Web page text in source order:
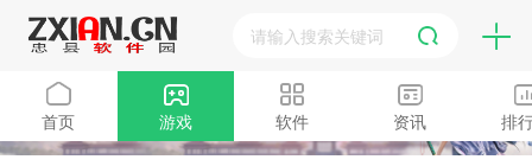
首页 游戏 软件 资讯 排